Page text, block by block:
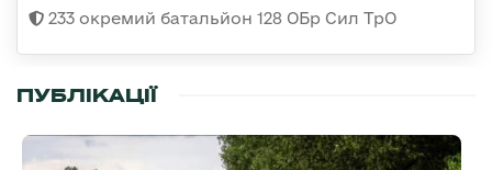
233 окремий батальйон 128 ОБр Сил ТрО
ПУБЛІКАЦІЇ